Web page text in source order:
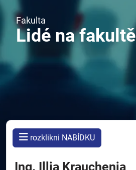
Fakulta
Lidé na fakultě
rozklikni NABÍDKU
Ing. Illia Krauchenia